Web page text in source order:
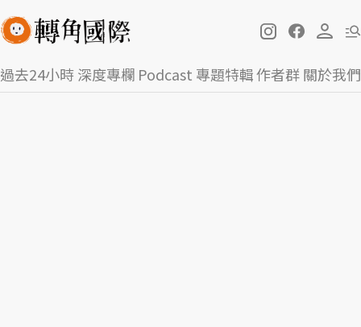
過去24小時深度專欄 Podcast 專題特輯作者群關於我們